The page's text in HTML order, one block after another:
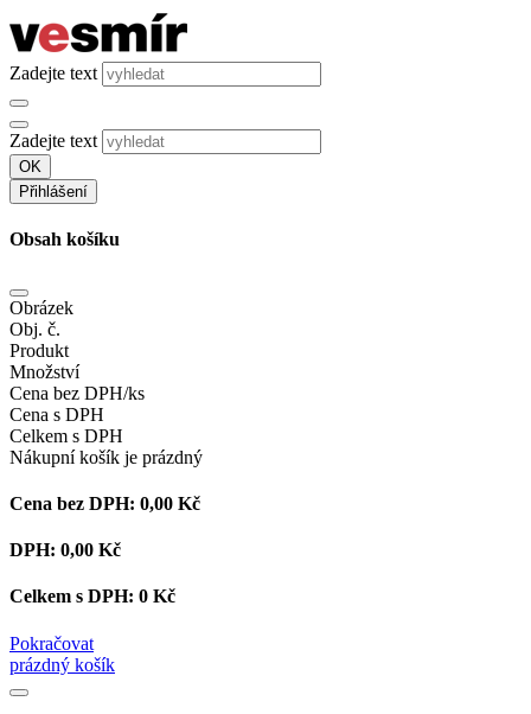
Zadejte text
Zadejte text
OK
Přihlášení
Obsah košíku
Obrázek
Obj. č.
Produkt
Množství
Cena bez DPH/ks
Cena s DPH
Celkem s DPH
Nákupní košík je prázdný
Cena bez DPH: 0,00 Kč
DPH: 0,00 Kč
Celkem s DPH: 0 Kč
Pokračovat
prázdný košík